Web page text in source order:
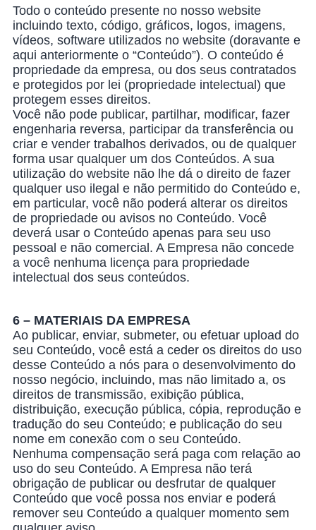
Todo o conteúdo presente no nosso website
incluindo texto, código, gráficos, logos, imagens,
vídeos, software utilizados no website (doravante e
aqui anteriormente o “Conteúdo”). O conteúdo é
propriedade da empresa, ou dos seus contratados
e protegidos por lei (propriedade intelectual) que
protegem esses direitos.
Você não pode publicar, partilhar, modificar, fazer
engenharia reversa, participar da transferência ou
criar e vender trabalhos derivados, ou de qualquer
forma usar qualquer um dos Conteúdos. A sua
utilização do website não lhe dá o direito de fazer
qualquer uso ilegal e não permitido do Conteúdo e,
em particular, você não poderá alterar os direitos
de propriedade ou avisos no Conteúdo. Você
deverá usar o Conteúdo apenas para seu uso
pessoal e não comercial. A Empresa não concede
a você nenhuma licença para propriedade
intelectual dos seus conteúdos.
6 – MATERIAIS DA EMPRESA
Ao publicar, enviar, submeter, ou efetuar upload do
seu Conteúdo, você está a ceder os direitos do uso
desse Conteúdo a nós para o desenvolvimento do
nosso negócio, incluindo, mas não limitado a, os
direitos de transmissão, exibição pública,
distribuição, execução pública, cópia, reprodução e
tradução do seu Conteúdo; e publicação do seu
nome em conexão com o seu Conteúdo.
Nenhuma compensação será paga com relação ao
uso do seu Conteúdo. A Empresa não terá
obrigação de publicar ou desfrutar de qualquer
Conteúdo que você possa nos enviar e poderá
remover seu Conteúdo a qualquer momento sem